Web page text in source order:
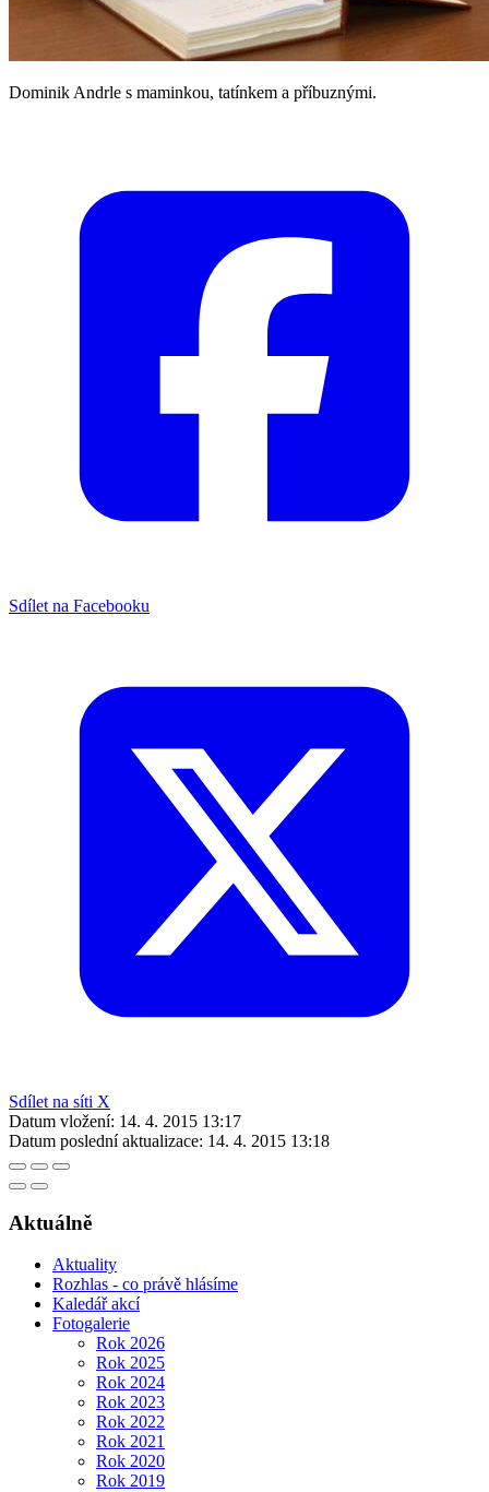
Dominik Andrle s maminkou, tatínkem a příbuznými.
Sdílet na Facebooku
Sdílet na síti X
Datum vložení: 14. 4. 2015 13:17
Datum poslední aktualizace: 14. 4. 2015 13:18
Aktuálně
Aktuality
Rozhlas - co právě hlásíme
Kaledář akcí
Fotogalerie
Rok 2026
Rok 2025
Rok 2024
Rok 2023
Rok 2022
Rok 2021
Rok 2020
Rok 2019